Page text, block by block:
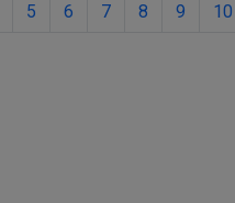
5 6 7 8 9 10